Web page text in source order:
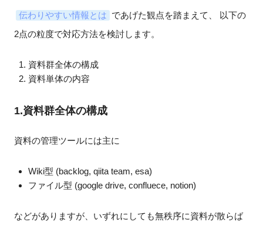
伝わりやすい情報とは であげた観点を踏まえて、 以下の
2点の粒度で対応方法を検討します。
資料群全体の構成
資料単体の内容
1.資料群全体の構成
資料の管理ツールには主に
Wiki型 (backlog, qiita team, esa)
ファイル型 (google drive, confluece, notion)
などがありますが、いずれにしても無秩序に資料が散らば